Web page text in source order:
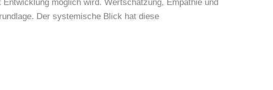
möglich wird. Wertschätzung, Empathie und
Der systemische Blick hat diese